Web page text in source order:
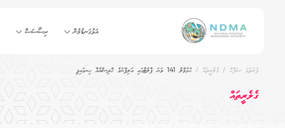
އަޅުގަނޑުމެން ރިސޯސަސް
ފުރަތަމަ ސަފްހާ ގެލެރީތައް ހުޅުމާލެ 141 ވަނަ ފްލެޓްގައި އަލިފާނުގެ ހާދިސާއެއް ހިނގައިފި
ގެލެރީތައް